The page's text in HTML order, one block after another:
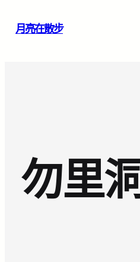
月亮在散步
勿里